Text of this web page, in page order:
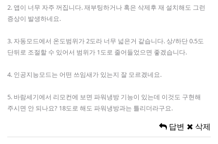
2. 앱이 너무 자주 꺼집니다. 재부팅하거나 혹은 삭제후 재 설치해도 그런
증상이 발생하네요.
3. 자동모드에서 온도범위가 2도라 너무 넓은거 같습니다. 상/하단 0.5도
단뒤로 조절할 수 있어서 범위가 1도로 줄어들었으면 좋겠습니다.
4. 인공지능모드는 어떤 쓰임새가 있는지 잘 모르겠네요.
5. 바람세기에서 리모컨에 보면 파워냉방 기능이 있는데 이것도 구현해
주시면 안 되나요? 18도로 해도 파워냉방과는 틀리더라구요.
답변 삭제